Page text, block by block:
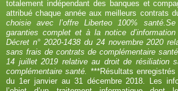
totalement indépendant des banques et
attribué chaque année aux meilleurs contrats
choisie avec l’offre Liberteo 100%
garanties complet et à la notice
Décret n° 2020-1438 du 24 novembre 2020
sans frais de contrats de complémentaire
14 juillet 2019 relative au droit de résiliation
complémentaire santé. ***Résultats
du 1er janvier au 31 décembre 2018. Les